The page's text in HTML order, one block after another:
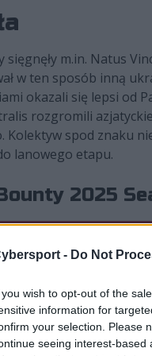
- Do Not
you wish to opt-out of the
information for
your selection. Please
seeing interest-
sięgnęły m.in. Natus
w ten sposób inną
okazali się lepsi od
rozgromili
Kolektyw spod znaku
lanowego etapu.
2025
MIBR